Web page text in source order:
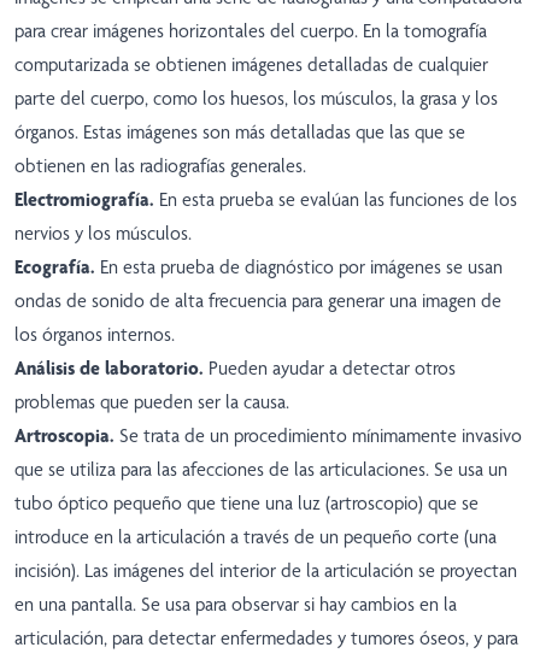
para crear imágenes horizontales del cuerpo. En la tomografía
computarizada se obtienen imágenes detalladas de cualquier
parte del cuerpo, como los huesos, los músculos, la grasa y los
órganos. Estas imágenes son más detalladas que las que se
obtienen en las radiografías generales.
Electromiografía. En esta prueba se evalúan las funciones de los
nervios y los músculos.
Ecografía. En esta prueba de diagnóstico por imágenes se usan
ondas de sonido de alta frecuencia para generar una imagen de
los órganos internos.
Análisis de laboratorio. Pueden ayudar a detectar otros
problemas que pueden ser la causa.
Artroscopia. Se trata de un procedimiento mínimamente invasivo
que se utiliza para las afecciones de las articulaciones. Se usa un
tubo óptico pequeño que tiene una luz (artroscopio) que se
introduce en la articulación a través de un pequeño corte (una
incisión). Las imágenes del interior de la articulación se proyectan
en una pantalla. Se usa para observar si hay cambios en la
articulación, para detectar enfermedades y tumores óseos, y para